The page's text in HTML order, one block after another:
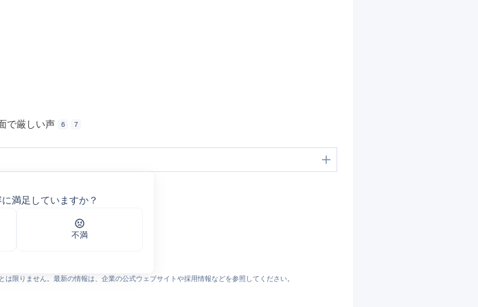
で厳しい声
6 7
満足していますか？
不満
限りません。最新の情報は、企業の公式ウェブサイトや採用情報などを参照してください。